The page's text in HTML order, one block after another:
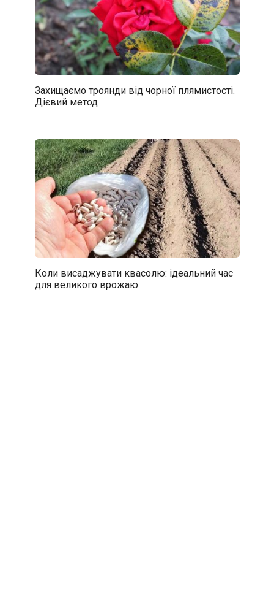
Захищаємо троянди від чорної плямистості.
Дієвий метод
Коли висаджувати квасолю: ідеальний час
для великого врожаю